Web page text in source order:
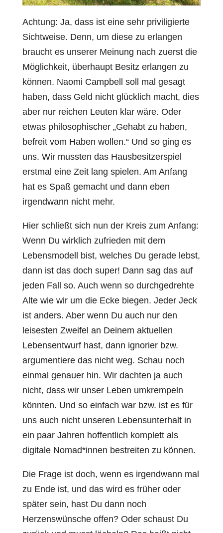
Achtung: Ja, dass ist eine sehr priviligierte
Sichtweise. Denn, um diese zu erlangen
braucht es unserer Meinung nach zuerst die
Möglichkeit, überhaupt Besitz erlangen zu
können. Naomi Campbell soll mal gesagt
haben, dass Geld nicht glücklich macht, dies
aber nur reichen Leuten klar wäre. Oder
etwas philosophischer „Gehabt zu haben,
befreit vom Haben wollen.“ Und so ging es
uns. Wir mussten das Hausbesitzerspiel
erstmal eine Zeit lang spielen. Am Anfang
hat es Spaß gemacht und dann eben
irgendwann nicht mehr.
Hier schließt sich nun der Kreis zum Anfang:
Wenn Du wirklich zufrieden mit dem
Lebensmodell bist, welches Du gerade lebst,
dann ist das doch super! Dann sag das auf
jeden Fall so. Auch wenn so durchgedrehte
Alte wie wir um die Ecke biegen. Jeder Jeck
ist anders. Aber wenn Du auch nur den
leisesten Zweifel an Deinem aktuellen
Lebensentwurf hast, dann ignorier bzw.
argumentiere das nicht weg. Schau noch
einmal genauer hin. Wir dachten ja auch
nicht, dass wir unser Leben umkrempeln
könnten. Und so einfach war bzw. ist es für
uns auch nicht unseren Lebensunterhalt in
ein paar Jahren hoffentlich komplett als
digitale Nomad*innen bestreiten zu können.
Die Frage ist doch, wenn es irgendwann mal
zu Ende ist, und das wird es früher oder
später sein, hast Du dann noch
Herzenswünsche offen? Oder schaust Du